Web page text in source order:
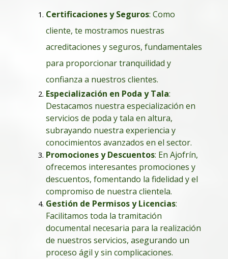
Certificaciones y Seguros: Como
cliente, te mostramos nuestras
acreditaciones y seguros, fundamentales
para proporcionar tranquilidad y
confianza a nuestros clientes.
Especialización en Poda y Tala:
Destacamos nuestra especialización en
servicios de poda y tala en altura,
subrayando nuestra experiencia y
conocimientos avanzados en el sector.
Promociones y Descuentos: En Ajofrín,
ofrecemos interesantes promociones y
descuentos, fomentando la fidelidad y el
compromiso de nuestra clientela.
Gestión de Permisos y Licencias:
Facilitamos toda la tramitación
documental necesaria para la realización
de nuestros servicios, asegurando un
proceso ágil y sin complicaciones.